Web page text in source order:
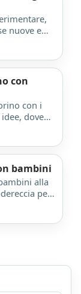
nuove e
anche la
con
con i
dove
e
bambini
alla
per
tipici